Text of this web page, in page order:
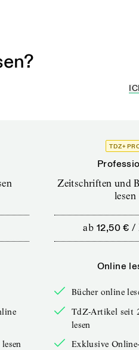
TDZ+
Zeitschriften und
lesen
ab 12,50 € /
Online
Bücher online
TdZ-Artikel seit
lesen
Exklusive